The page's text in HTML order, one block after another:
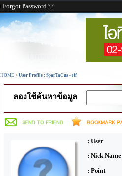
Forgot Password ??
HOME > User Profile : SparTaCus - off
ลองใช้ค้นหาข้อมูล
: User
: Nick Name
: Point